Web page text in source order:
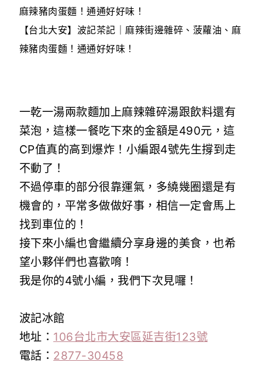
【台北大安】波記茶記｜麻辣街邊雜碎、菠蘿油、麻
辣豬肉蛋麵！通通好好味！
一乾一湯兩款麵加上麻辣雜碎湯跟飲料還有
菜泡，這樣一餐吃下來的金額是490元，這
CP值真的高到爆炸！小編跟4號先生撐到走
不動了！
不過停車的部分很靠運氣，多繞幾圈還是有
機會的，平常多做做好事，相信一定會馬上
找到車位的！
接下來小編也會繼續分享身邊的美食，也希
望小夥伴們也喜歡唷！
我是你的4號小編，我們下次見囉！
波記冰館
地址： 106台北市大安區延吉街123號
電話： 2877-30458